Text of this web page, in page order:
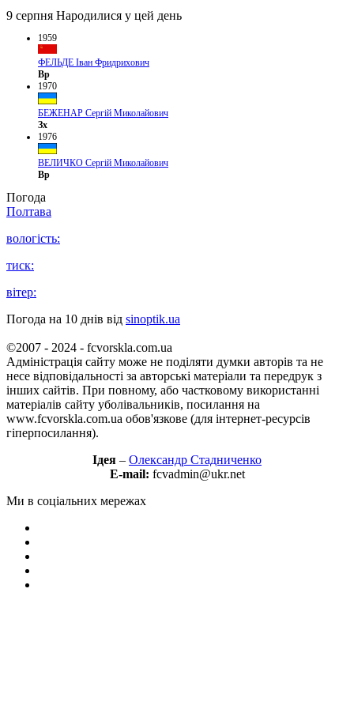
9 серпня Народилися у цей день
1959
ФЕЛЬДЕ Іван Фридрихович
Вр
1970
БЕЖЕНАР Сергій Миколайович
Зх
1976
ВЕЛИЧКО Сергій Миколайович
Вр
Погода
Полтава
вологість:
тиск:
вітер:
Погода на 10 днів від sinoptik.ua
©2007 - 2024 - fcvorskla.com.ua
Адміністрація сайту може не поділяти думки авторів та не
несе відповідальності за авторські матеріали та передрук з
інших сайтів. При повному, або частковому використанні
матеріалів сайту уболівальників, посилання на
www.fcvorskla.com.ua обов'язкове (для інтернет-ресурсів
гіперпосилання).
Ідея – Олександр Стадниченко
E-mail: fcvadmin@ukr.net
Ми в соціальних мережах